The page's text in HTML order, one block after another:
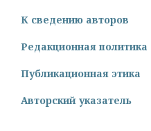
К сведению авторов
Редакционная политика
Публикационная этика
Авторский указатель